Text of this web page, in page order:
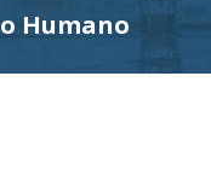
Humano